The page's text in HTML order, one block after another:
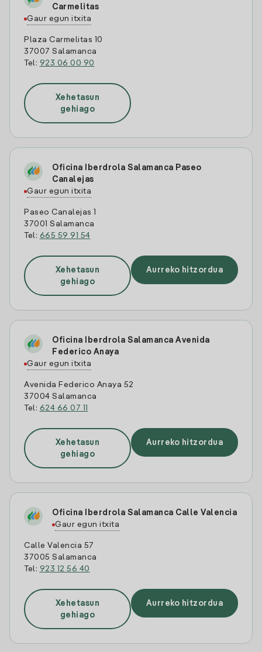
Carmelitas
Gaur egun itxita
Plaza Carmelitas 10
37007 Salamanca
Tel: 923 06 00 90
Xehetasun
gehiago
Oficina Iberdrola Salamanca Paseo
Canalejas
Gaur egun itxita
Paseo Canalejas 1
37001 Salamanca
Tel: 665 59 91 54
Xehetasun
gehiago
Aurreko hitzordua
Oficina Iberdrola Salamanca Avenida
Federico Anaya
Gaur egun itxita
Avenida Federico Anaya 52
37004 Salamanca
Tel: 624 66 07 11
Xehetasun
gehiago
Aurreko hitzordua
Oficina Iberdrola Salamanca Calle Valencia
Gaur egun itxita
Calle Valencia 57
37005 Salamanca
Tel: 923 12 56 40
Xehetasun
gehiago
Aurreko hitzordua